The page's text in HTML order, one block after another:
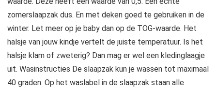
zomerslaapzak dus. En met deken goed te gebruiken in de
winter. Let meer op je baby dan op de TOG-waarde. Het
halsje van jouw kindje vertelt de juiste temperatuur. Is het
halsje klam of zweterig? Dan mag er wel een kledinglaagje
uit. Wasinstructies De slaapzak kun je wassen tot maximaal
40 graden. Op het waslabel in de slaapzak staan alle